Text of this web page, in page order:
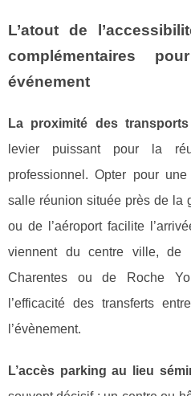
L’atout de
complémentaires
événement
La proximité des
levier puissant pour la
professionnel. Opter pour
salle réunion située près de la
ou de l’aéroport facilite
viennent du centre ville, de
Charentes ou de Roche
l’efficacité des transferts
l’évènement.
L’accès parking au lieu